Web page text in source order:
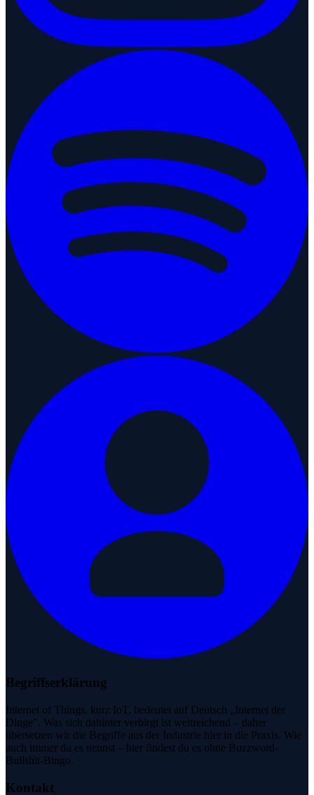
Begriffserklärung
Internet of Things, kurz IoT, bedeutet auf Deutsch „Internet der
Dinge". Was sich dahinter verbirgt ist weitreichend – daher
übersetzen wir die Begriffe aus der Industrie hier in die Praxis. Wie
auch immer du es nennst – hier findest du es ohne Buzzword-
Bullshit-Bingo.
Kontakt